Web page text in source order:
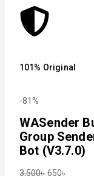
101% Original
-81%
WASender
Group
Bot (V3.7.0)
3,500৳650৳